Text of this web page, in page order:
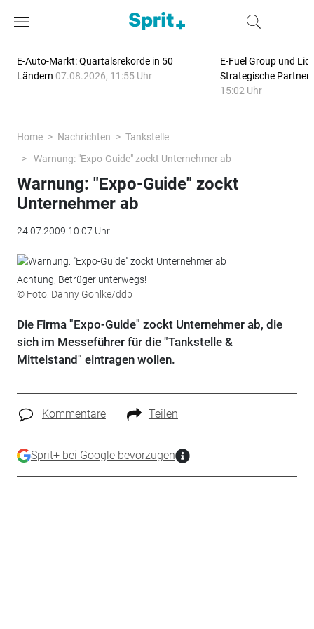
E-Auto-Markt: Quartalsrekorde in 50
Ländern 07.08.2026, 11:55 Uhr
E-Fuel Group und
Strategische
15:02 Uhr
Home Nachrichten
Tankstelle
Warnung: "Expo-Guide" zockt Unternehmer ab
Warnung: "Expo-Guide" zockt
Unternehmer ab
24.07.2009 10:07 Uhr
Achtung, Betrüger unterwegs!
© Foto: Danny Gohlke/ddp
Die Firma "Expo-Guide" zockt Unternehmer ab, die
sich im Messeführer für die "Tankstelle &
Mittelstand" eintragen wollen.
Kommentare Teilen
Sprit+ bei Google bevorzugen